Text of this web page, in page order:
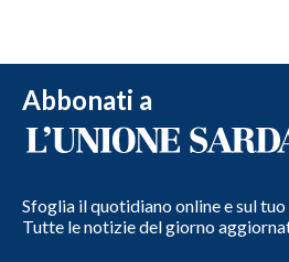
Abbonati a
Sfoglia il quotidiano online e sul
Tutte le notizie del giorno